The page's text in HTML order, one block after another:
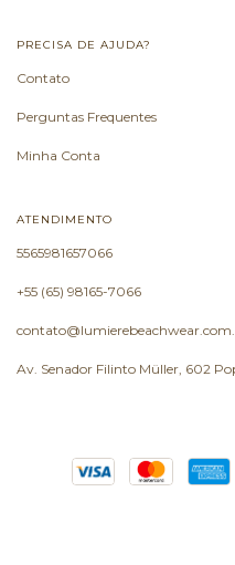
PRECISA DE AJUDA?
Contato
Perguntas Frequentes
Minha Conta
ATENDIMENTO
5565981657066
+55 (65) 98165-7066
Av. Senador Filinto Müller, 602